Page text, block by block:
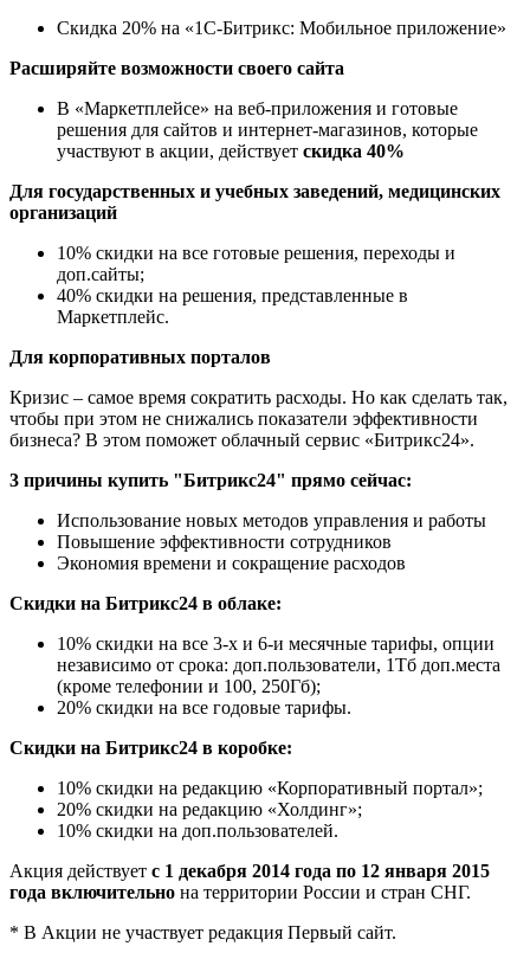
Скидка 20% на «1С-Битрикс: Мобильное приложение»
Расширяйте возможности своего сайта
В «Маркетплейсе» на веб-приложения и готовые
решения для сайтов и интернет-магазинов, которые
участвуют в акции, действует скидка 40%
Для государственных и учебных заведений, медицинских
организаций
10% скидки на все готовые решения, переходы и
доп.сайты;
40% скидки на решения, представленные в
Маркетплейс.
Для корпоративных порталов
Кризис – самое время сократить расходы. Но как сделать так,
чтобы при этом не снижались показатели эффективности
бизнеса? В этом поможет облачный сервис «Битрикс24».
3 причины купить "Битрикс24" прямо сейчас:
Использование новых методов управления и работы
Повышение эффективности сотрудников
Экономия времени и сокращение расходов
Скидки на Битрикс24 в облаке:
10% скидки на все 3-х и 6-и месячные тарифы, опции
независимо от срока: доп.пользователи, 1Тб доп.места
(кроме телефонии и 100, 250Гб);
20% скидки на все годовые тарифы.
Скидки на Битрикс24 в коробке:
10% скидки на редакцию «Корпоративный портал»;
20% скидки на редакцию «Холдинг»;
10% скидки на доп.пользователей.
Акция действует с 1 декабря 2014 года по 12 января 2015
года включительно на территории России и стран СНГ.
* В Акции не участвует редакция Первый сайт.